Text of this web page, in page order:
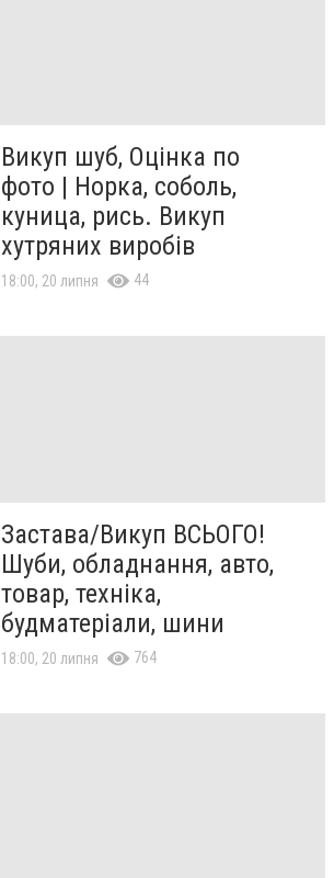
Викуп шуб, Оцінка по
фото | Норка, соболь,
куница, рись. Викуп
хутряних виробів
18:00, 20 липня 44
Застава/Викуп ВСЬОГО!
Шуби, обладнання, авто,
товар, техніка,
будматеріали, шини
18:00, 20 липня 764